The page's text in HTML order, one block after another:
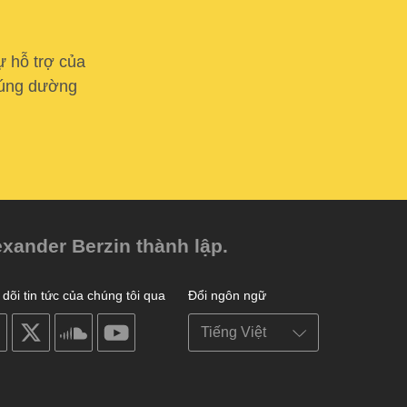
hỗ trợ của
dường
Berzin thành lập.
Đổi ngôn ngữ
tin tức của chúng tôi qua
on
facebook
on
on
soundcloud